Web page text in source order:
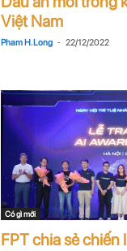
Việt Nam
Pham H. Long - 22/12/2022
Có gì mới
FPT chia sẻ